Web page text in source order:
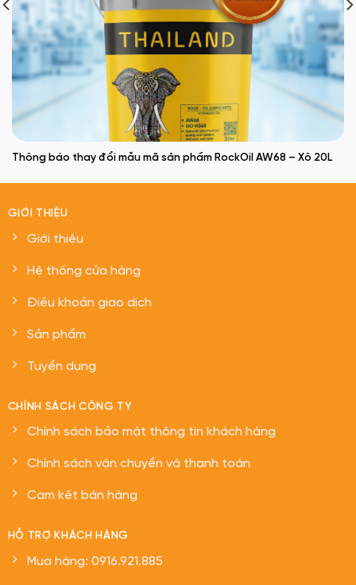
Thông báo thay đổi mẫu mã sản phẩm RockOil AW68 – Xô 20L
GIỚI THIỆU
Giới thiệu
Hệ thống cửa hàng
Điều khoản giao dịch
Sản phẩm
Tuyển dụng
CHÍNH SÁCH CÔNG TY
Chính sách bảo mật thông tin khách hàng
Chính sách vận chuyển và thanh toán
Cam kết bán hàng
HỖ TRỢ KHÁCH HÀNG
Mua hàng: 0916.921.885